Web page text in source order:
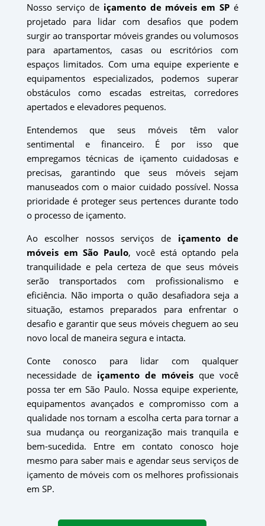
Nosso serviço de içamento de móveis em SP é
projetado para lidar com desafios que podem
surgir ao transportar móveis grandes ou volumosos
para apartamentos, casas ou escritórios com
espaços limitados. Com uma equipe experiente e
equipamentos especializados, podemos superar
obstáculos como escadas estreitas, corredores
apertados e elevadores pequenos.
Entendemos que seus móveis têm valor
sentimental e financeiro. É por isso que
empregamos técnicas de içamento cuidadosas e
precisas, garantindo que seus móveis sejam
manuseados com o maior cuidado possível. Nossa
prioridade é proteger seus pertences durante todo
o processo de içamento.
Ao escolher nossos serviços de içamento de
móveis em São Paulo, você está optando pela
tranquilidade e pela certeza de que seus móveis
serão transportados com profissionalismo e
eficiência. Não importa o quão desafiadora seja a
situação, estamos preparados para enfrentar o
desafio e garantir que seus móveis cheguem ao seu
novo local de maneira segura e intacta.
Conte conosco para lidar com qualquer
necessidade de içamento de móveis que você
possa ter em São Paulo. Nossa equipe experiente,
equipamentos avançados e compromisso com a
qualidade nos tornam a escolha certa para tornar a
sua mudança ou reorganização mais tranquila e
bem-sucedida. Entre em contato conosco hoje
mesmo para saber mais e agendar seus serviços de
içamento de móveis com os melhores profissionais
em SP.